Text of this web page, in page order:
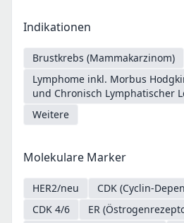
Indikationen
Brustkrebs (Mammakarzinom)
Lymphome inkl. Morbus
und Chronisch Lymphatischer
Weitere
Molekulare Marker
HER2/neu
CDK (Cyclin-
CDK 4/6
ER